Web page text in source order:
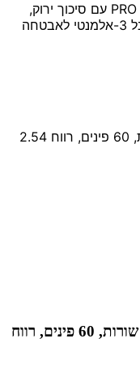
שקע XLR 5-פולרי ממתכת של PRO SIGNAL עם סיכוך ירוק,
אידיאלי לציוד אודיו ובמה. כולל מחבק כבל 3-אלמנטי לאבטחה
MULTICOMP PRO מחבר אנכי 2 שורות, 60 פינים, רווח 2.54
MULTICOMP PRO מחבר אנכי 2 שורות, 60 פינים, רווח